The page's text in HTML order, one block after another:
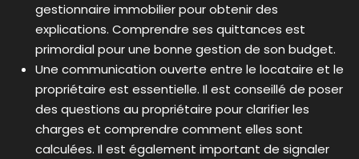
gestionnaire immobilier pour obtenir des
explications. Comprendre ses quittances est
primordial pour une bonne gestion de son budget.
Une communication ouverte entre le locataire et le
propriétaire est essentielle. Il est conseillé de poser
des questions au propriétaire pour clarifier les
charges et comprendre comment elles sont
calculées. Il est également important de signaler